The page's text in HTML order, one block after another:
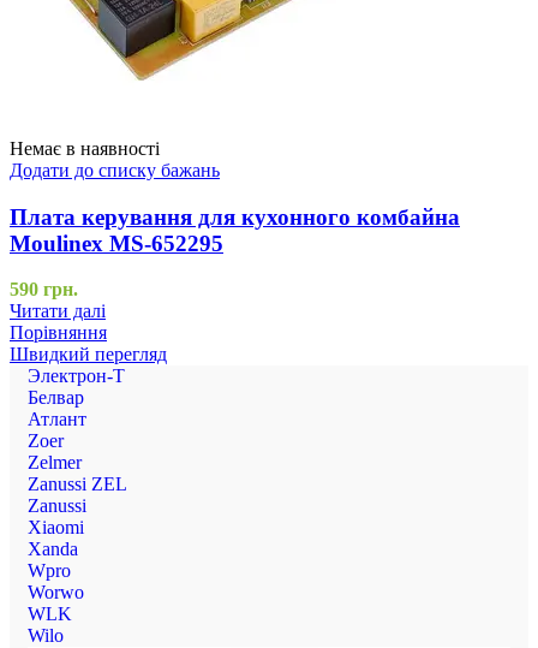
Немає в наявності
Додати до списку бажань
Плата керування для кухонного комбайна
Moulinex MS-652295
590 грн.
Читати далі
Порівняння
Швидкий перегляд
Электрон-Т
Белвар
Атлант
Zoer
Zelmer
Zanussi ZEL
Zanussi
Xiaomi
Xanda
Wpro
Worwo
WLK
Wilo